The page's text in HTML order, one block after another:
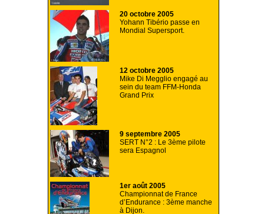
20 octobre 2005
Yohann Tibério passe en
Mondial Supersport.
12 octobre 2005
Mike Di Megglio engagé au
sein du team FFM-Honda
Grand Prix
9 septembre 2005
SERT N°2 : Le 3ème pilote
sera Espagnol
1er août 2005
Championnat de France
d’Endurance : 3ème manche
à Dijon.